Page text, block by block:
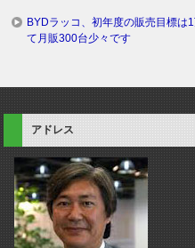
BYDラッコ、初年度の販売目標
て月販300台少々です
アドレス